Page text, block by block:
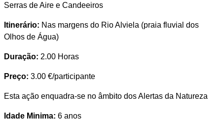
Serras de Aire e Candeeiros
Itinerário: Nas margens do Rio Alviela (praia fluvial dos
Olhos de Água)
Duração: 2.00 Horas
Preço: 3.00 €/participante
Esta ação enquadra-se no âmbito dos Alertas da Natureza
Idade Minima: 6 anos